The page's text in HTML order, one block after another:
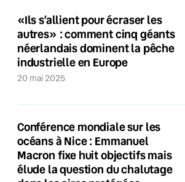
«Ils s’allient pour écraser les
autres» : comment cinq géants
néerlandais dominent la pêche
industrielle en Europe
20 mai 2025
Conférence mondiale sur les
océans à Nice : Emmanuel
Macron fixe huit objectifs mais
élude la question du chalutage